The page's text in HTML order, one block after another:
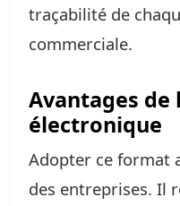
traçabilité de
commerciale.
Avantages
électronique
Adopter ce format
des entreprises. Il